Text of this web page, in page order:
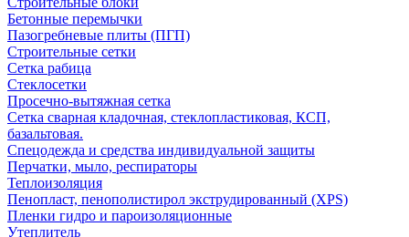
Бетонные перемычки
Пазогребневые плиты (ПГП)
Строительные сетки
Сетка рабица
Стеклосетки
Просечно-вытяжная сетка
Сетка сварная кладочная, стеклопластиковая, КСП,
базальтовая.
Спецодежда и средства индивидуальной защиты
Перчатки, мыло, респираторы
Теплоизоляция
Пенопласт, пенополистирол экструдированный (XPS)
Пленки гидро и пароизоляционные
Утеплитель